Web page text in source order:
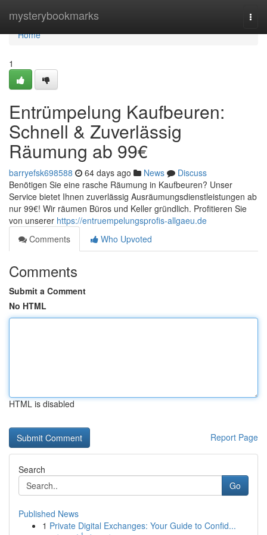
mysterybookmarks
Home
Home
1
Entrümpelung Kaufbeuren:
Schnell & Zuverlässig
Räumung ab 99€
barryefsk698588 64 days ago News
Discuss
Benötigen Sie eine rasche Räumung in Kaufbeuren? Unser
Service bietet Ihnen zuverlässig Ausräumungsdienstleistungen ab
nur 99€! Wir räumen Büros und Keller gründlich. Profitieren Sie
von unserer https://entruempelungsprofis-allgaeu.de
Comments
Who Upvoted
Comments
Submit a Comment
No HTML
HTML is disabled
Report Page
Search
Go
Published News
1 Private Digital Exchanges: Your Guide to Confid...